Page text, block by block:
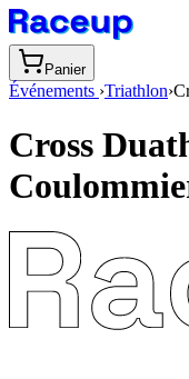
Panier
Événements ›Triathlon›
Cross